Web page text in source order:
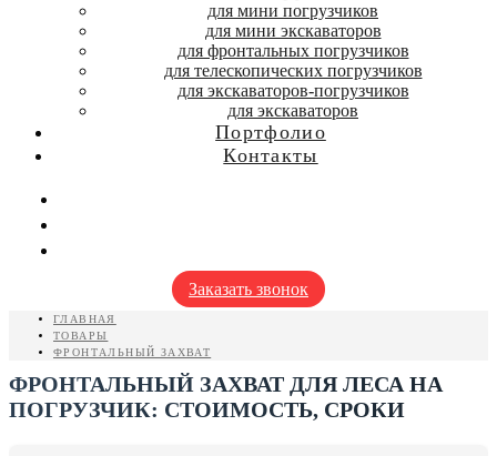
для мини погрузчиков
для мини экскаваторов
для фронтальных погрузчиков
для телескопических погрузчиков
для экскаваторов-погрузчиков
для экскаваторов
Портфолио
Контакты
Заказать звонок
ГЛАВНАЯ
ТОВАРЫ
ФРОНТАЛЬНЫЙ ЗАХВАТ
ФРОНТАЛЬНЫЙ ЗАХВАТ ДЛЯ ЛЕСА НА
ПОГРУЗЧИК: СТОИМОСТЬ, СРОКИ